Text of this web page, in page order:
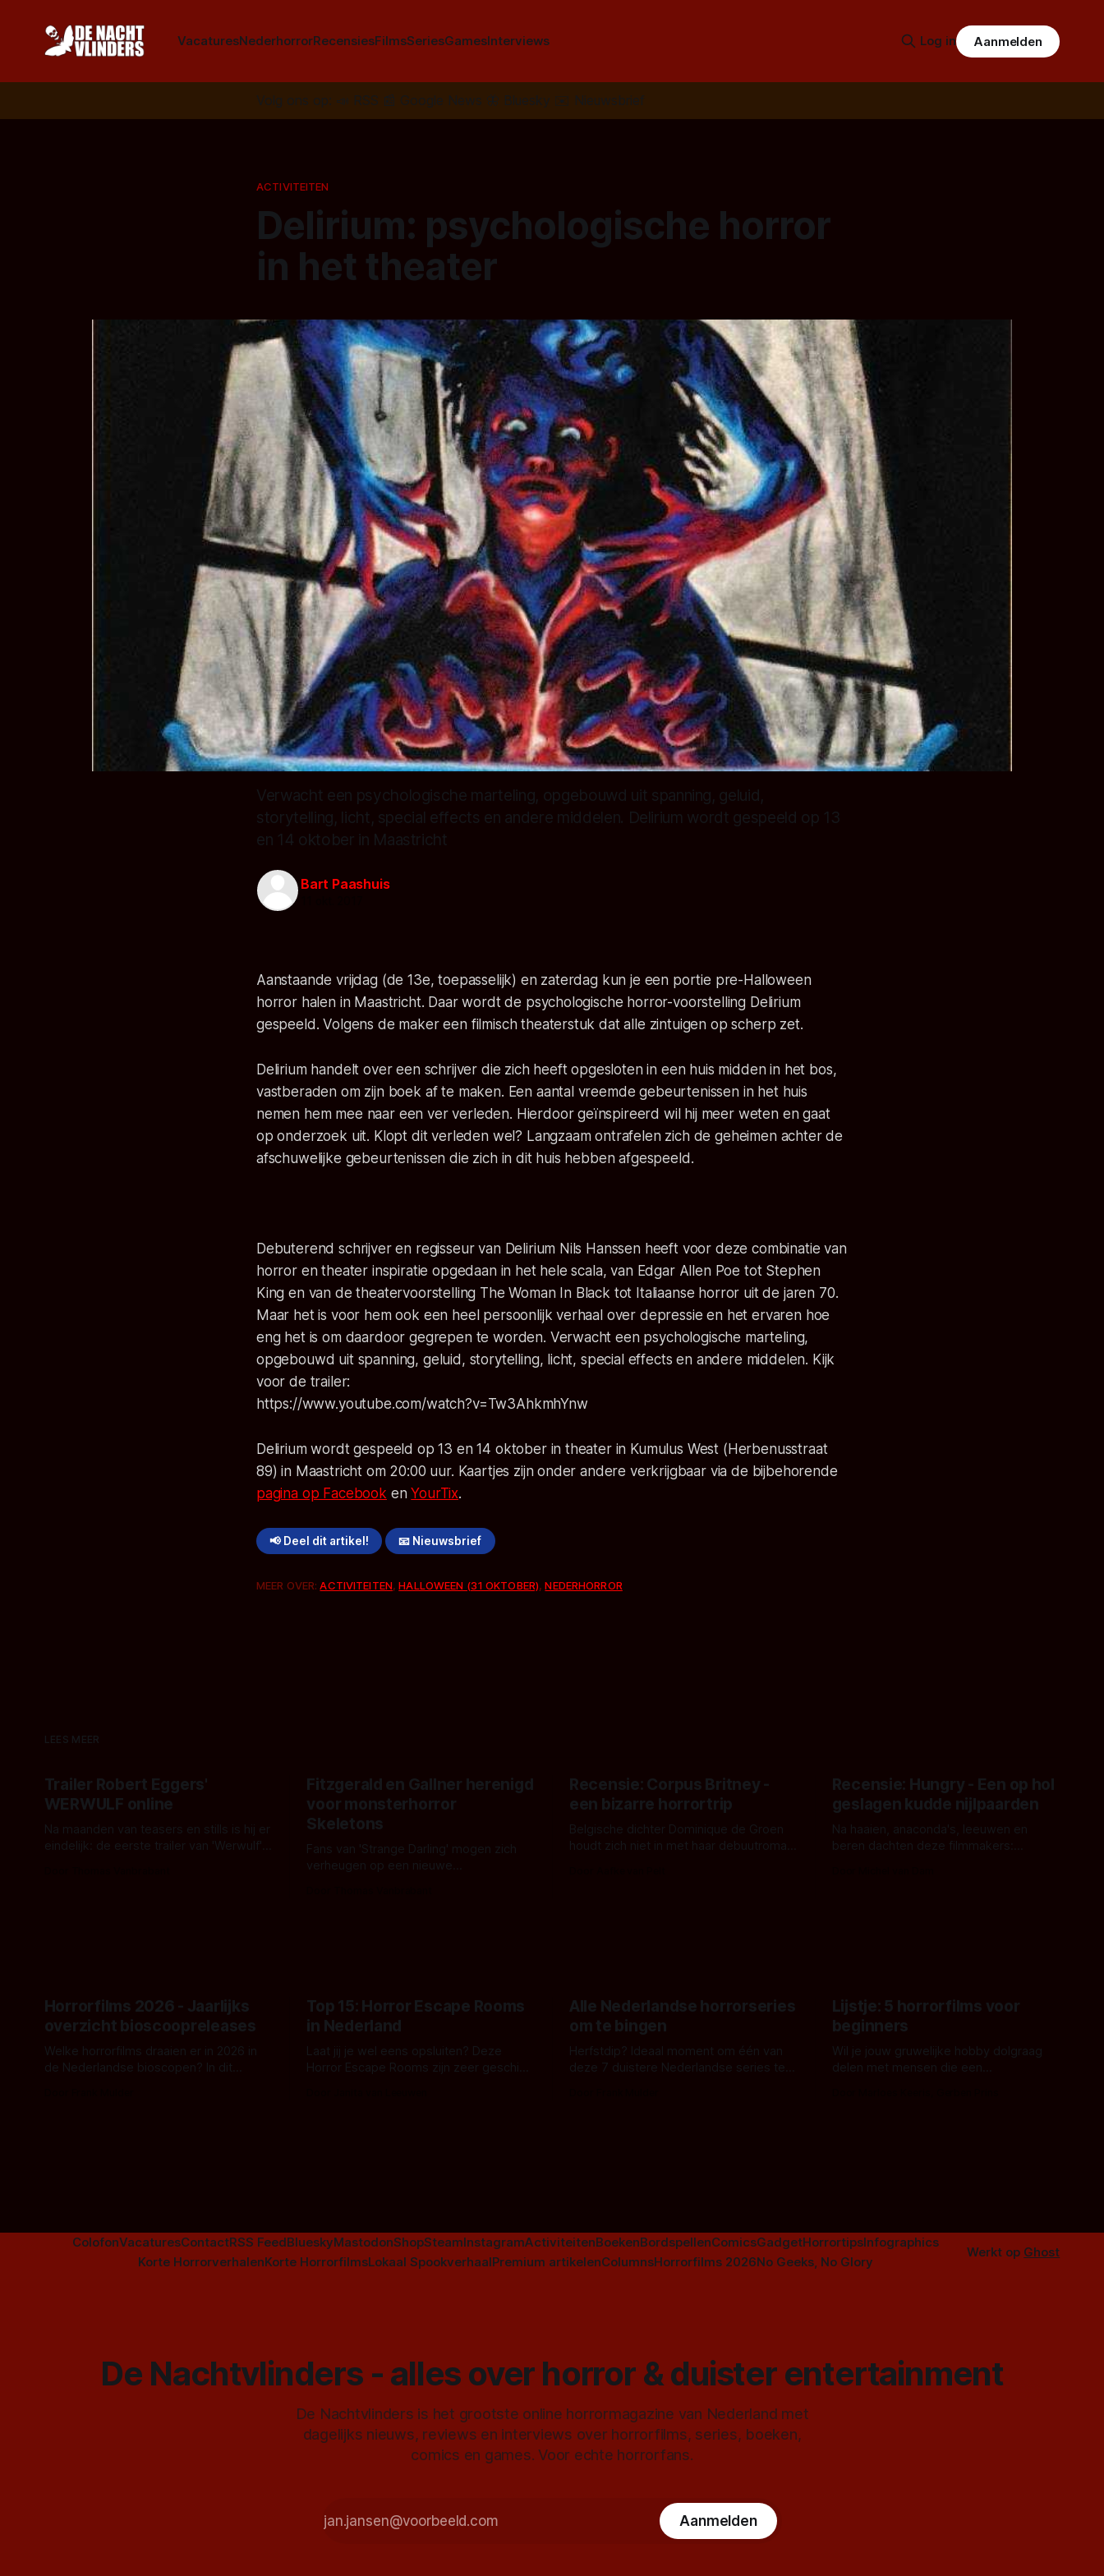
VacaturesNederhorrorRecensiesFilmsSeriesGamesInterviews Log in Aanmelden
Volg ons op: 📣 RSS 📰 Google News 🦋 Bluesky ✉️ Nieuwsbrief
ACTIVITEITEN
Delirium: psychologische horror
in het theater
Verwacht een psychologische marteling, opgebouwd uit spanning, geluid,
storytelling, licht, special effects en andere middelen. Delirium wordt gespeeld op 13
en 14 oktober in Maastricht
Bart Paashuis
Aanstaande vrijdag (de 13e, toepasselijk) en zaterdag kun je een portie pre-Halloween
horror halen in Maastricht. Daar wordt de psychologische horror-voorstelling Delirium
gespeeld. Volgens de maker een filmisch theaterstuk dat alle zintuigen op scherp zet.
Delirium handelt over een schrijver die zich heeft opgesloten in een huis midden in het bos,
vastberaden om zijn boek af te maken. Een aantal vreemde gebeurtenissen in het huis
nemen hem mee naar een ver verleden. Hierdoor geïnspireerd wil hij meer weten en gaat
op onderzoek uit. Klopt dit verleden wel? Langzaam ontrafelen zich de geheimen achter de
afschuwelijke gebeurtenissen die zich in dit huis hebben afgespeeld.
Debuterend schrijver en regisseur van Delirium Nils Hanssen heeft voor deze combinatie van
horror en theater inspiratie opgedaan in het hele scala, van Edgar Allen Poe tot Stephen
King en van de theatervoorstelling The Woman In Black tot Italiaanse horror uit de jaren 70.
Maar het is voor hem ook een heel persoonlijk verhaal over depressie en het ervaren hoe
eng het is om daardoor gegrepen te worden. Verwacht een psychologische marteling,
opgebouwd uit spanning, geluid, storytelling, licht, special effects en andere middelen. Kijk
voor de trailer:
https://www.youtube.com/watch?v=Tw3AhkmhYnw
Delirium wordt gespeeld op 13 en 14 oktober in theater in Kumulus West (Herbenusstraat
89) in Maastricht om 20:00 uur. Kaartjes zijn onder andere verkrijgbaar via de bijbehorende
pagina op Facebook enYourTix.
📢 Deel dit artikel! 📧 Nieuwsbrief
MEER OVER:ACTIVITEITEN,HALLOWEEN (31 OKTOBER),NEDERHORROR
LEES MEER
Trailer Robert Eggers'
WERWULF online
Na maanden van teasers en stills is hij er
eindelijk: de eerste trailer van 'Werwulf'.
Fitzgerald en Gallner herenigd
voor monsterhorror
Skeletons
Fans van 'Strange Darling' mogen zich
verheugen op een nieuwe
Recensie: Corpus Britney -
een bizarre horrortrip
Belgische dichter Dominique de Groen
houdt zich niet in met haar debuutroman.
Recensie: Hungry - Een op hol
geslagen kudde nijlpaarden
Na haaien, anaconda's, leeuwen en
beren dachten deze filmmakers:
Horrorfilms 2026 - Jaarlijks
overzicht bioscoopreleases
Welke horrorfilms draaien er in 2026 in
de Nederlandse bioscopen? In dit
Top 15: Horror Escape Rooms
in Nederland
Laat jij je wel eens opsluiten? Deze
Horror Escape Rooms zijn zeer geschikt
Alle Nederlandse horrorseries
om te bingen
Herfstdip? Ideaal moment om één van
deze 7 duistere Nederlandse series te
Lijstje: 5 horrorfilms voor
beginners
Wil je jouw gruwelijke hobby dolgraag
delen met mensen die een
ColofonVacaturesContactRSS FeedBlueskyMastodonShopSteamInstagramActiviteitenBoekenBordspellenComicsGadgetHorrortipsInfographics
Korte HorrorverhalenKorte HorrorfilmsLokaal SpookverhaalPremium artikelenColumnsHorrorfilms 2026No Geeks, No Glory
Werkt op Ghost
De Nachtvlinders - alles over horror & duister entertainment
De Nachtvlinders is het grootste online horrormagazine van Nederland met
dagelijks nieuws, reviews en interviews over horrorfilms, series, boeken,
comics en games. Voor echte horrorfans.
Aanmelden